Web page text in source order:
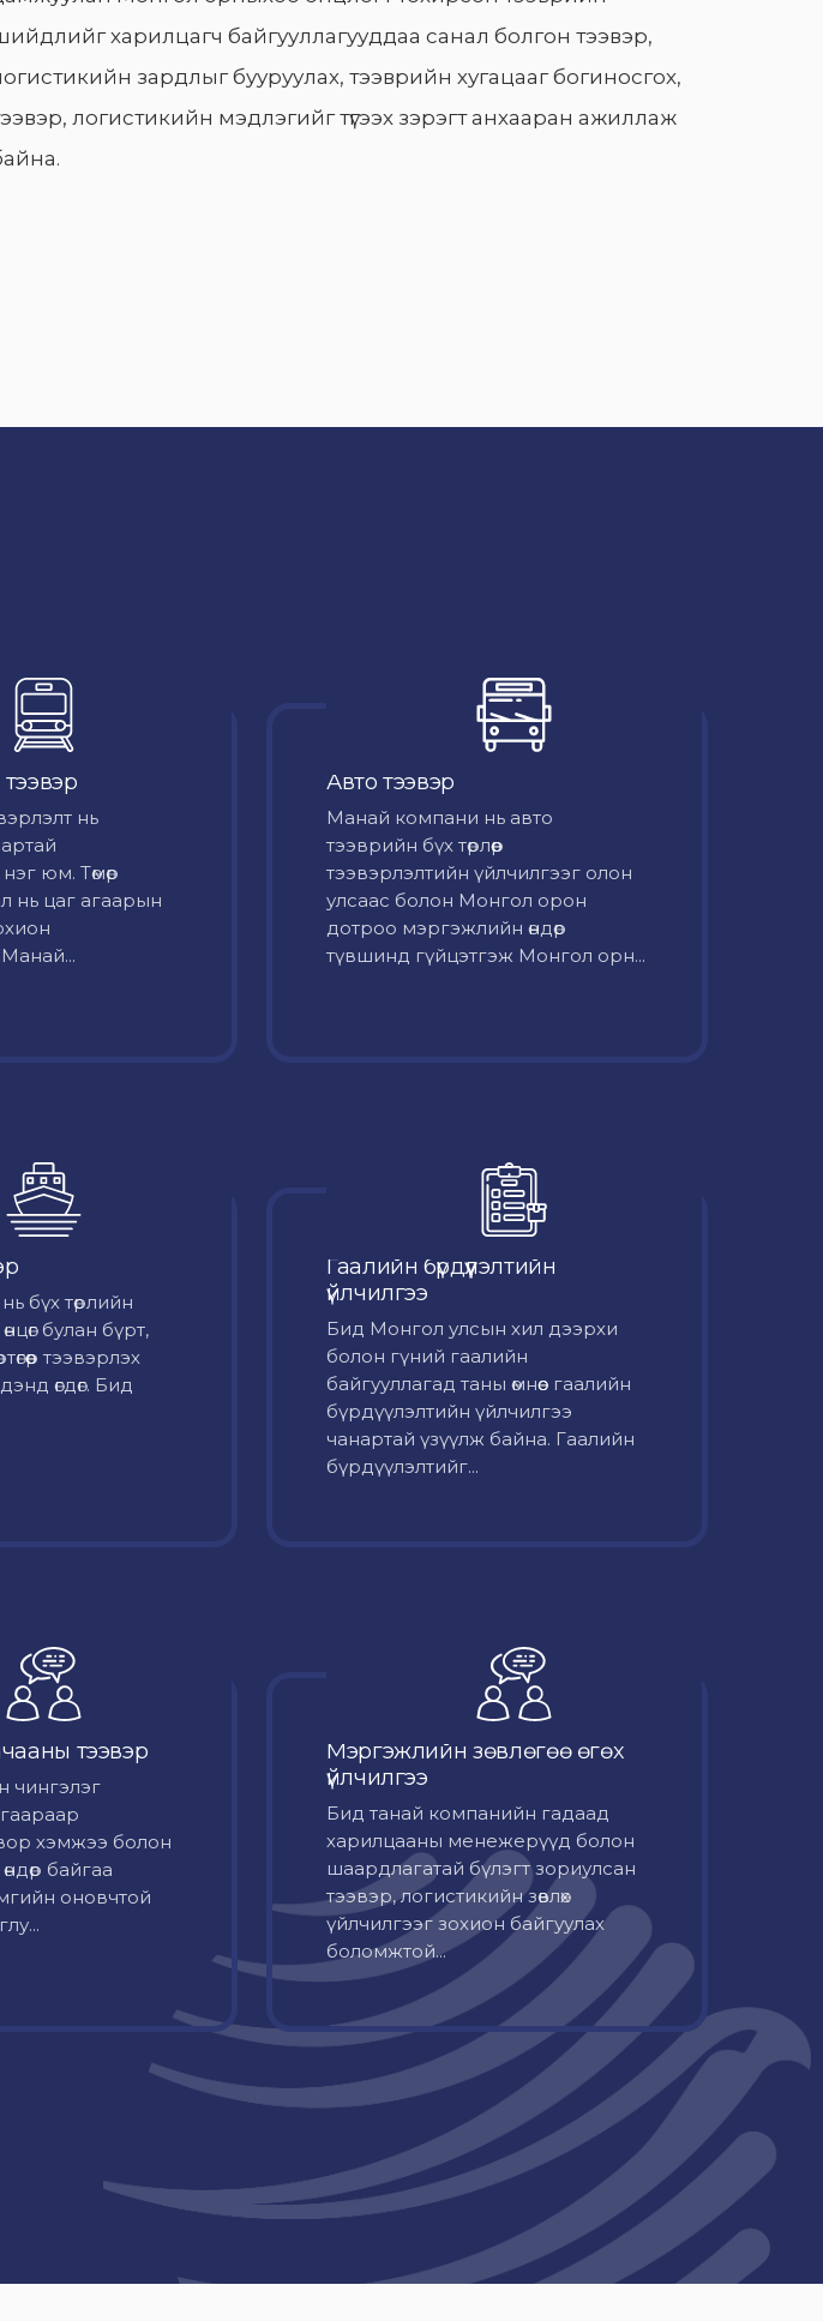
харилцагч байгууллагууддаа санал болгон тээвэр,
зардлыг бууруулах, тээврийн хугацааг богиносгох,
логистикийн мэдлэгийг түгээх зэрэгт анхааран ажиллаж
нь
юм. Төмөр
нь цаг агаарын
Авто тээвэр
Mанай компани нь авто
тээврийн бүх төрлөөр
тээвэрлэлтийн үйлчилгээг олон
улсаас болон Монгол орон
дотроо мэргэжлийн өндөр
түвшинд гүйцэтгэж Монгол орн...
бүх төрлийн
булан бүрт,
тээвэрлэх
өгдөг. Бид
Гаалийн бүрдүүлэлтийн
үйлчилгээ
Бид Монгол улсын хил дээрхи
болон гүний гаалийн
байгууллагад таны өмнөөс гаалийн
бүрдүүлэлтийн үйлчилгээ
чанартай үзүүлж байна. Гаалийн
бүрдүүлэлтийг...
тээвэр
чингэлэг
хэмжээ болон
байгаа
оновчтой
Мэргэжлийн зөвлөгөө өгөх
үйлчилгээ
Бид танай компанийн гадаад
харилцааны менежерүүд болон
шаардлагатай бүлэгт зориулсан
тээвэр, логистикийн зөвлөх
үйлчилгээг зохион байгуулах
боломжтой...